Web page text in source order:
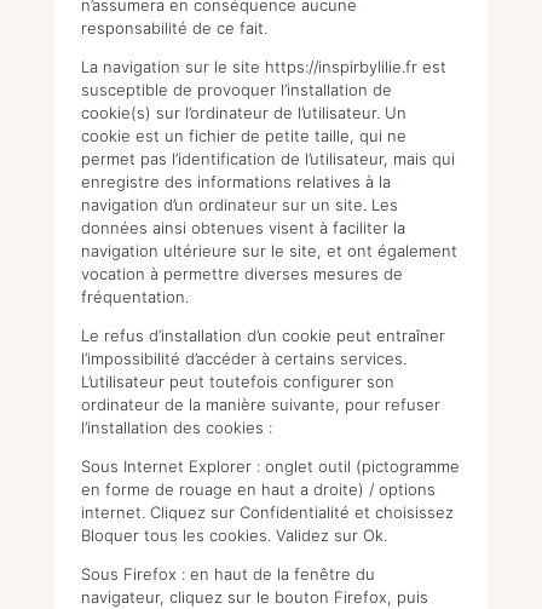
n’assumera en conséquence aucune
responsabilité de ce fait.
La navigation sur le site https://inspirbylilie.fr est
susceptible de provoquer l’installation de
cookie(s) sur l’ordinateur de l’utilisateur. Un
cookie est un fichier de petite taille, qui ne
permet pas l’identification de l’utilisateur, mais qui
enregistre des informations relatives à la
navigation d’un ordinateur sur un site. Les
données ainsi obtenues visent à faciliter la
navigation ultérieure sur le site, et ont également
vocation à permettre diverses mesures de
fréquentation.
Le refus d’installation d’un cookie peut entraîner
l’impossibilité d’accéder à certains services.
L’utilisateur peut toutefois configurer son
ordinateur de la manière suivante, pour refuser
l’installation des cookies :
Sous Internet Explorer : onglet outil (pictogramme
en forme de rouage en haut a droite) / options
internet. Cliquez sur Confidentialité et choisissez
Bloquer tous les cookies. Validez sur Ok.
Sous Firefox : en haut de la fenêtre du
navigateur, cliquez sur le bouton Firefox, puis